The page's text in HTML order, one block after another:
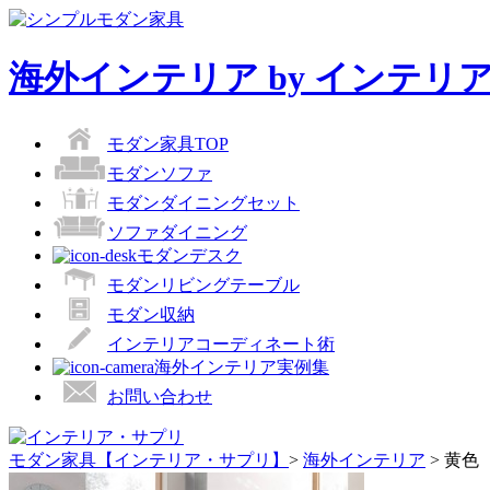
海外インテリア by インテリ
モダン家具TOP
モダンソファ
モダンダイニングセット
ソファダイニング
モダンデスク
モダンリビングテーブル
モダン収納
インテリアコーディネート術
海外インテリア実例集
お問い合わせ
モダン家具【インテリア・サプリ】 > 海外インテリア > 黄色